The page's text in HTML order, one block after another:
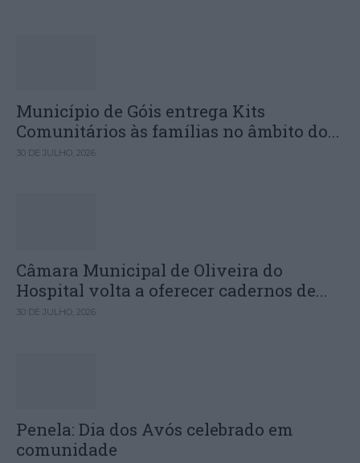
Município de Góis entrega Kits
Comunitários às famílias no âmbito do...
30 DE JULHO, 2026
Câmara Municipal de Oliveira do
Hospital volta a oferecer cadernos de...
30 DE JULHO, 2026
Penela: Dia dos Avós celebrado em
comunidade